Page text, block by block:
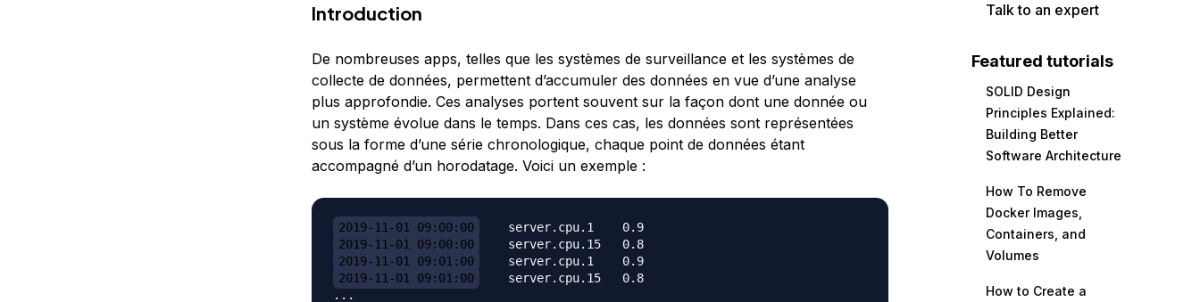
Introduction
De nombreuses apps, telles que les systèmes de surveillance et les systèmes de
collecte de données, permettent d’accumuler des données en vue d’une analyse
plus approfondie. Ces analyses portent souvent sur la façon dont une donnée ou
un système évolue dans le temps. Dans ces cas, les données sont représentées
sous la forme d’une série chronologique, chaque point de données étant
accompagné d’un horodatage. Voici un exemple :
2019-11-01 09:00:00
    server.cpu.1    0.9
2019-11-01 09:00:00
    server.cpu.15   0.8
2019-11-01 09:01:00
    server.cpu.1    0.9
2019-11-01 09:01:00
    server.cpu.15   0.8
Talk to an expert
Featured tutorials
SOLID Design
Principles Explained:
Building Better
Software Architecture
How To Remove
Docker Images,
Containers, and
Volumes
How to Create a